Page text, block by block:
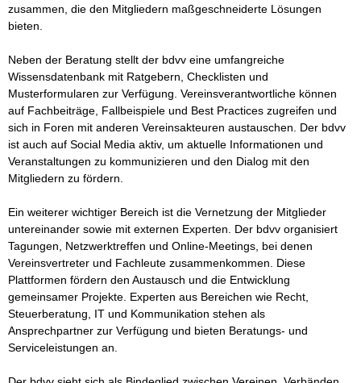
zusammen, die den Mitgliedern maßgeschneiderte Lösungen
bieten.
Neben der Beratung stellt der bdvv eine umfangreiche
Wissensdatenbank mit Ratgebern, Checklisten und
Musterformularen zur Verfügung. Vereinsverantwortliche können
auf Fachbeiträge, Fallbeispiele und Best Practices zugreifen und
sich in Foren mit anderen Vereinsakteuren austauschen. Der bdvv
ist auch auf Social Media aktiv, um aktuelle Informationen und
Veranstaltungen zu kommunizieren und den Dialog mit den
Mitgliedern zu fördern.
Ein weiterer wichtiger Bereich ist die Vernetzung der Mitglieder
untereinander sowie mit externen Experten. Der bdvv organisiert
Tagungen, Netzwerktreffen und Online-Meetings, bei denen
Vereinsvertreter und Fachleute zusammenkommen. Diese
Plattformen fördern den Austausch und die Entwicklung
gemeinsamer Projekte. Experten aus Bereichen wie Recht,
Steuerberatung, IT und Kommunikation stehen als
Ansprechpartner zur Verfügung und bieten Beratungs- und
Serviceleistungen an.